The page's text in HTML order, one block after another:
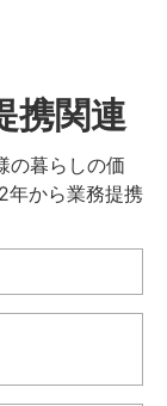
携関連
の暮らしの価
年から業務提携